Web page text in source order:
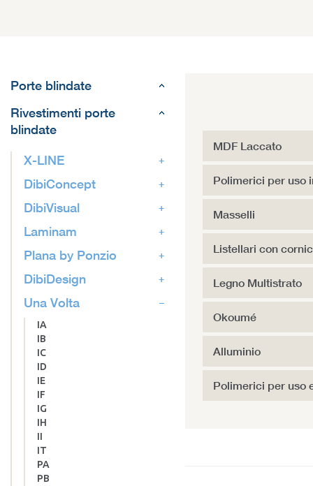
Porte blindate
Rivestimenti porte
blindate
X-LINE
DibiConcept
DibiVisual
Laminam
Plana by Ponzio
DibiDesign
Una Volta
IA
IB
IC
ID
IE
IF
IG
IH
II
IT
PA
PB
MDF Laccato
Polimerici per uso
Masselli
Listellari con
Legno Multistrato
Okoumé
Alluminio
Polimerici per uso